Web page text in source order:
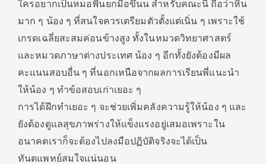
ใครอยากเป็นหมอฟันยกมือขึ้นน สำหรับคณะนี้ ถือว่าหิน
มาก ๆ น้อง ๆ ที่สนใจควรเตรียมตัวตั้งแต่เนิ่น ๆ เพราะใช้
เกรดเฉลี่ยสะสมค่อนข้างสูง ทั้งในหมวดวิทยาศาสตร์
และหมวดภาษาต่างประเทศ น้อง ๆ อีกทั้งยังต้องมีผล
คะแนนสอบอื่น ๆ ที่นอกเหนือจากผลการเรียนพี่แนะนำ
ให้น้อง ๆ ทำข้อสอบเก่าเยอะ ๆ
การได้ฝึกทำเยอะ ๆ จะช่วยเพิ่มคลังความรู้ให้น้อง ๆ และ
ยังต้องดูแลสุขภาพร่างให้แข็งแรงอยู่เสมอเพราะใน
อนาคตเราก็จะต้องไปลงมือปฏิบัติจริงจะได้เป็น
ทันตแพทย์สมใจแน่นอน